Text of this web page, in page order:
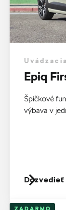
Epiq
Špičkové
výbava v
Dozvedieť
ZADARMO